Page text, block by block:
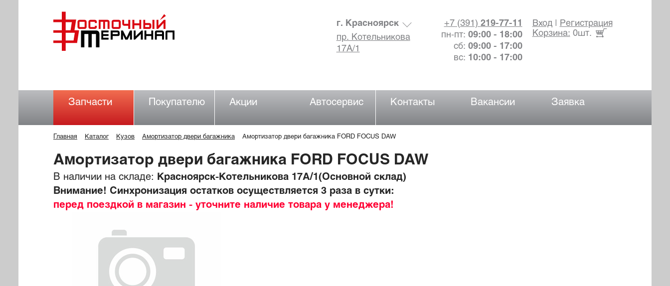
Вход|
Регистрация
Корзина: 0шт.
+7 (391) 219-77-11
пн-пт: 09:00 - 18:00
сб: 09:00 - 17:00
вс: 10:00 - 17:00
г. Красноярск
пр. Котельникова
17А/1
Запчасти Покупателю Акции Автосервис Контакты Вакансии Заявка
Главная Каталог Кузов Амортизатор двери багажника Амортизатор двери багажника FORD FOCUS DAW
Амортизатор двери багажника FORD FOCUS DAW
В наличии на складе:
Красноярск-Котельникова 17А/1(Основной склад)
Внимание! Синхронизация остатков осуществляется 3 раза в сутки:
перед поездкой в магазин - уточните наличие товара у менеджера!